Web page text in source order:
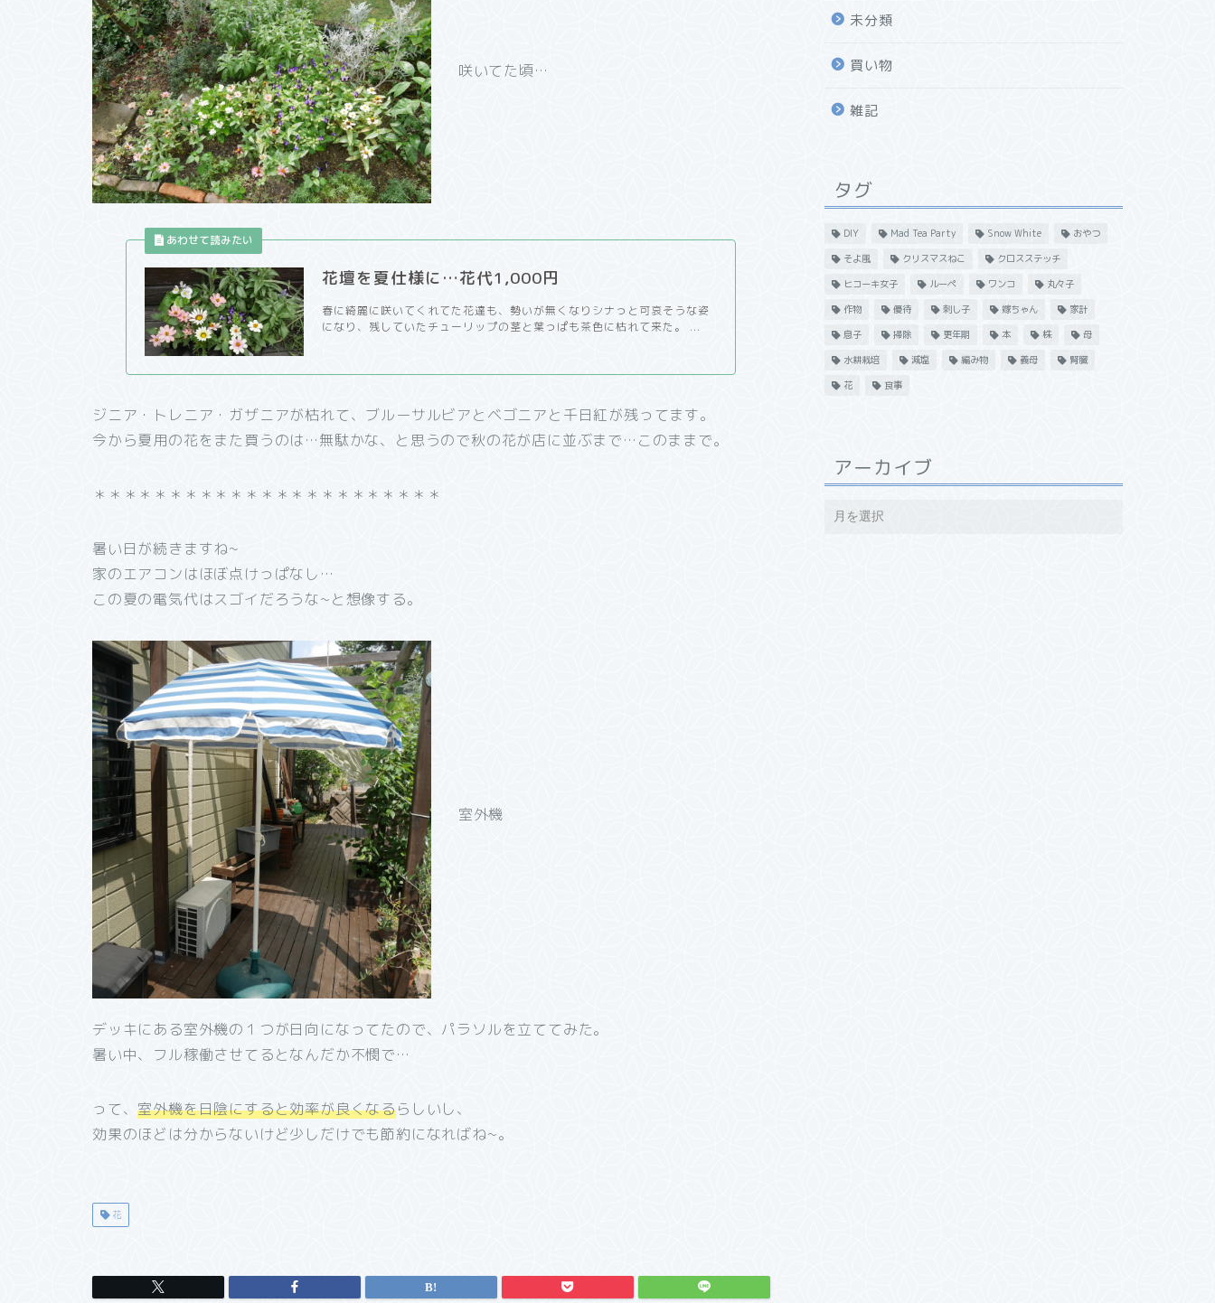
咲いてた頃…
花壇を夏仕様に…花代1,000円
春に綺麗に咲いてくれてた花達も、勢いが無くなりシナっと可哀そうな姿
になり、残していたチューリップの茎と葉っぱも茶色に枯れて来た。 ...
ジニア・トレニア・ガザニアが枯れて、ブルーサルビアとベゴニアと千日紅が残ってます。
今から夏用の花をまた買うのは…無駄かな、と思うので秋の花が店に並ぶまで…このままで。
＊＊＊＊＊＊＊＊＊＊＊＊＊＊＊＊＊＊＊＊＊＊＊
暑い日が続きますね~
家のエアコンはほぼ点けっぱなし…
この夏の電気代はスゴイだろうな~と想像する。
室外機
デッキにある室外機の１つが日向になってたので、パラソルを立ててみた。
暑い中、フル稼働させてるとなんだか不憫で…
って、室外機を日陰にすると効率が良くなるらしいし、
効果のほどは分からないけど少しだけでも節約になればね~。
花
未分類
買い物
雑記
タグ
DIY Mad Tea Party Snow White
おやつ
そよ風
クリスマスねこ
クロスステッチ
ヒコーキ女子
ルーペ ワンコ
丸々子
作物
優待 刺し子 嫁ちゃん
家計
息子
掃除 更年期 本 株
母
水耕栽培
減塩 編み物 義母
腎臓
花
食事
アーカイブ